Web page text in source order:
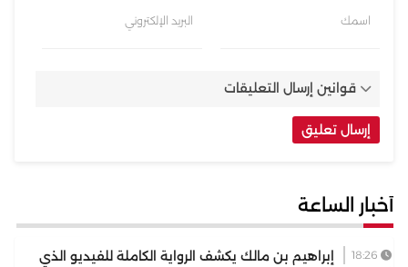
اسمك البريد الإلكتروني
قوانين إرسال التعليقات
أخبار الساعة
إبراهيم بن مالك يكشف الرواية الكاملة للفيديو الذي